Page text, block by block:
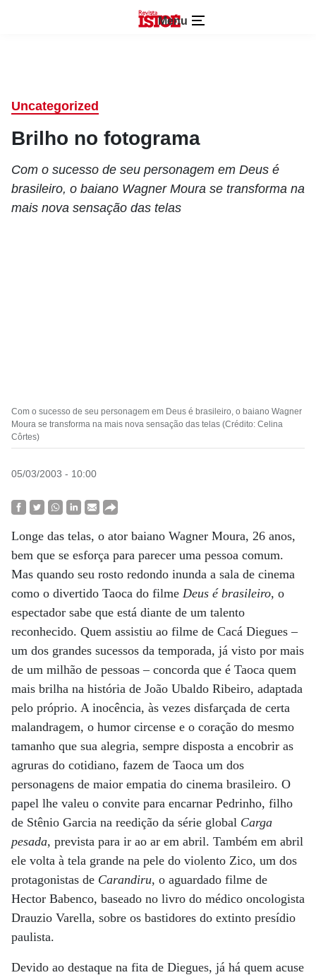
Menu
Uncategorized
Brilho no fotograma
Com o sucesso de seu personagem em Deus é
brasileiro, o baiano Wagner Moura se transforma na
mais nova sensação das telas
Com o sucesso de seu personagem em Deus é brasileiro, o baiano Wagner
Moura se transforma na mais nova sensação das telas (Crédito: Celina
Côrtes)
05/03/2003 - 10:00
Longe das telas, o ator baiano Wagner Moura, 26 anos,
bem que se esforça para parecer uma pessoa comum.
Mas quando seu rosto redondo inunda a sala de cinema
como o divertido Taoca do filme Deus é brasileiro, o
espectador sabe que está diante de um talento
reconhecido. Quem assistiu ao filme de Cacá Diegues –
um dos grandes sucessos da temporada, já visto por mais
de um milhão de pessoas – concorda que é Taoca quem
mais brilha na história de João Ubaldo Ribeiro, adaptada
pelo próprio. A inocência, às vezes disfarçada de certa
malandragem, o humor circense e o coração do mesmo
tamanho que sua alegria, sempre disposta a encobrir as
agruras do cotidiano, fazem de Taoca um dos
personagens de maior empatia do cinema brasileiro. O
papel lhe valeu o convite para encarnar Pedrinho, filho
de Stênio Garcia na reedição da série global Carga
pesada, prevista para ir ao ar em abril. Também em abril
ele volta à tela grande na pele do violento Zico, um dos
protagonistas de Carandiru, o aguardado filme de
Hector Babenco, baseado no livro do médico oncologista
Drauzio Varella, sobre os bastidores do extinto presídio
paulista.
Devido ao destaque na fita de Diegues, já há quem acuse